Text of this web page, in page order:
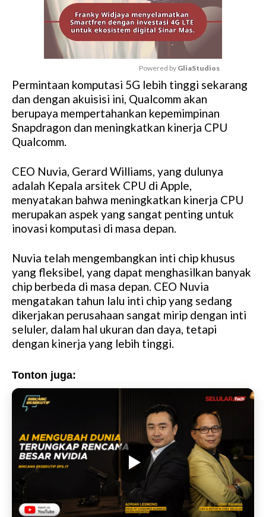
M
u
t
e
Powered by GliaStudios
Permintaan komputasi 5G lebih tinggi sekarang
dan dengan akuisisi ini, Qualcomm akan
berupaya mempertahankan kepemimpinan
Snapdragon dan meningkatkan kinerja CPU
Qualcomm.
CEO Nuvia, Gerard Williams, yang dulunya
adalah Kepala arsitek CPU di Apple,
menyatakan bahwa meningkatkan kinerja CPU
merupakan aspek yang sangat penting untuk
inovasi komputasi di masa depan.
Nuvia telah mengembangkan inti chip khusus
yang fleksibel, yang dapat menghasilkan banyak
chip berbeda di masa depan. CEO Nuvia
mengatakan tahun lalu inti chip yang sedang
dikerjakan perusahaan sangat mirip dengan inti
seluler, dalam hal ukuran dan daya, tetapi
dengan kinerja yang lebih tinggi.
Tonton juga: